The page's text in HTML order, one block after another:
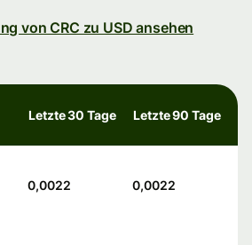
von CRC zu USD ansehen
Letzte 30 Tage Letzte 90 Tage
0,0022 0,0022